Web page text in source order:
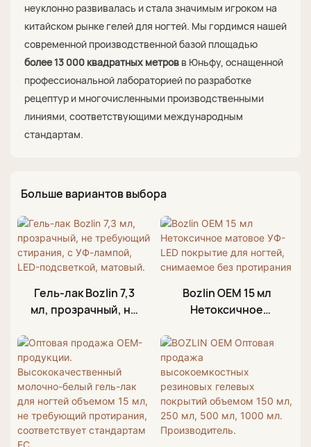
неуклонно развивалась и стала значимым игроком на
китайском рынке гелей для ногтей. Мы гордимся нашей
современной производственной базой площадью
более 13 000 квадратных метров в Юньфу, оснащенной
профессиональной лабораторией по разработке
рецептур и многочисленными производственными
линиями, соответствующими международным
стандартам.
Больше вариантов выбора
Гель-лак Bozlin 7,3
мл, прозрачный, не
стирания, с УФ-
лампой, LED-
подсветкой,
матовый.
Bozlin OEM 15 мл
Нетоксичное
покрытие для
ногтей, снимаемое
без протирания